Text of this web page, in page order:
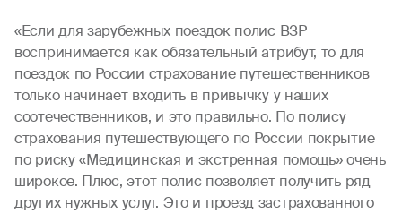
«Если для зарубежных поездок полис ВЗР
воспринимается как обязательный атрибут, то для
поездок по России страхование путешественников
только начинает входить в привычку у наших
соотечественников, и это правильно. По полису
страхования путешествующего по России покрытие
по риску «Медицинская и экстренная помощь» очень
широкое. Плюс, этот полис позволяет получить ряд
других нужных услуг. Это и проезд застрахованного